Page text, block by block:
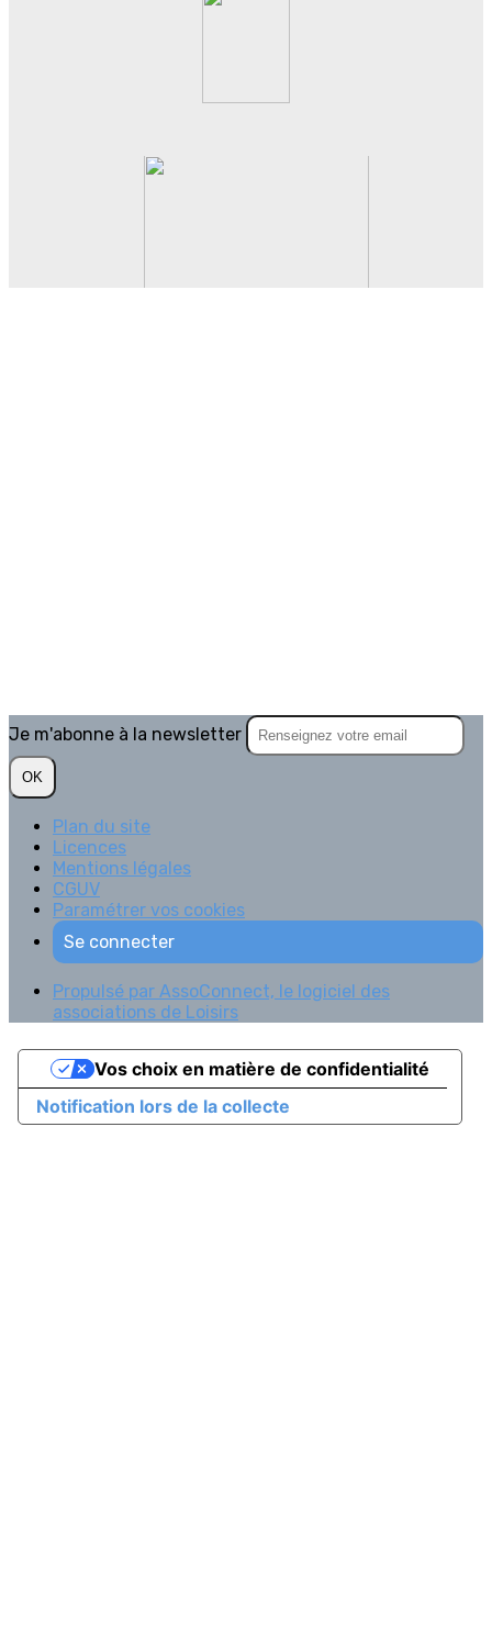
Je m'abonne à la newsletter
OK
Plan du site
Licences
Mentions légales
CGUV
Paramétrer vos cookies
Se connecter
Propulsé par AssoConnect, le logiciel des
associations de Loisirs
Notification lors de la collecte
Vos choix en matière de confidentialité